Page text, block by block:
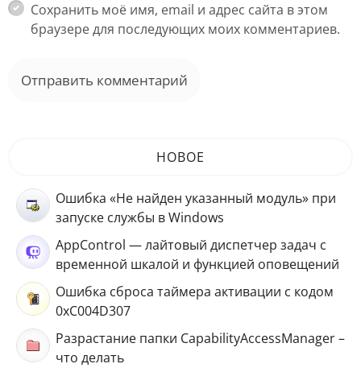
Сохранить моё имя, email и адрес сайта в этом
браузере для последующих моих комментариев.
НОВОЕ
Ошибка «Не найден указанный модуль» при
запуске службы в Windows
AppControl — лайтовый диспетчер задач с
временной шкалой и функцией оповещений
Ошибка сброса таймера активации с кодом
0xC004D307
Разрастание папки CapabilityAccessManager –
что делать